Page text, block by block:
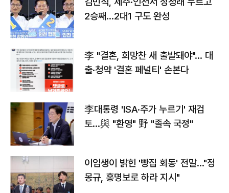
2승째…2대1 구도 완성
李 "결혼, 희망찬 새 출발돼야"… 대
출·청약 '결혼 페널티' 손본다
李대통령 'ISA·주가 누르기' 재검
토…與 "환영" 野 "졸속 국정"
이임생이 밝힌 '빵집 회동' 전말…"정
몽규, 홍명보로 하라 지시"